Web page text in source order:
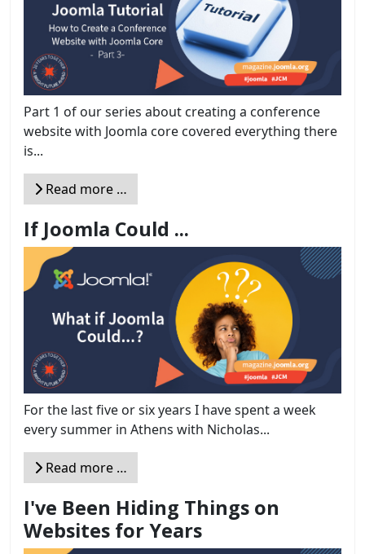
Part 1 of our series about creating a conference
website with Joomla core covered everything there
is...
Read more …
If Joomla Could ...
For the last five or six years I have spent a week
every summer in Athens with Nicholas...
Read more …
I've Been Hiding Things on
Websites for Years